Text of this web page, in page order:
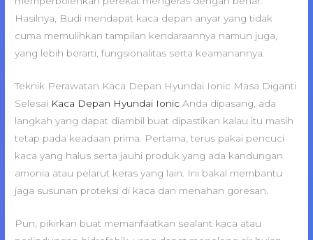
Hasilnya, Budi mendapat kaca depan anyar yang tidak
cuma memulihkan tampilan kendaraannya namun juga,
yang lebih berarti, fungsionalitas serta keamanannya.
Teknik Perawatan Kaca Depan Hyundai Ionic Masa Diganti
Selesai Kaca Depan Hyundai Ionic Anda dipasang, ada
langkah yang dapat diambil buat dipastikan kalau itu masih
tetap pada keadaan prima. Pertama, terus pakai pencuci
kaca yang halus serta jauhi produk yang ada kandungan
amonia atau pelarut keras yang lain. Ini bakal membantu
jaga susunan proteksi di kaca dan menahan goresan.
Pun, pikirkan buat memanfaatkan sealant kaca atau